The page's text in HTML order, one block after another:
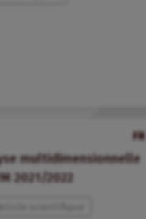
FR
multidimensionnelle
2021/2022